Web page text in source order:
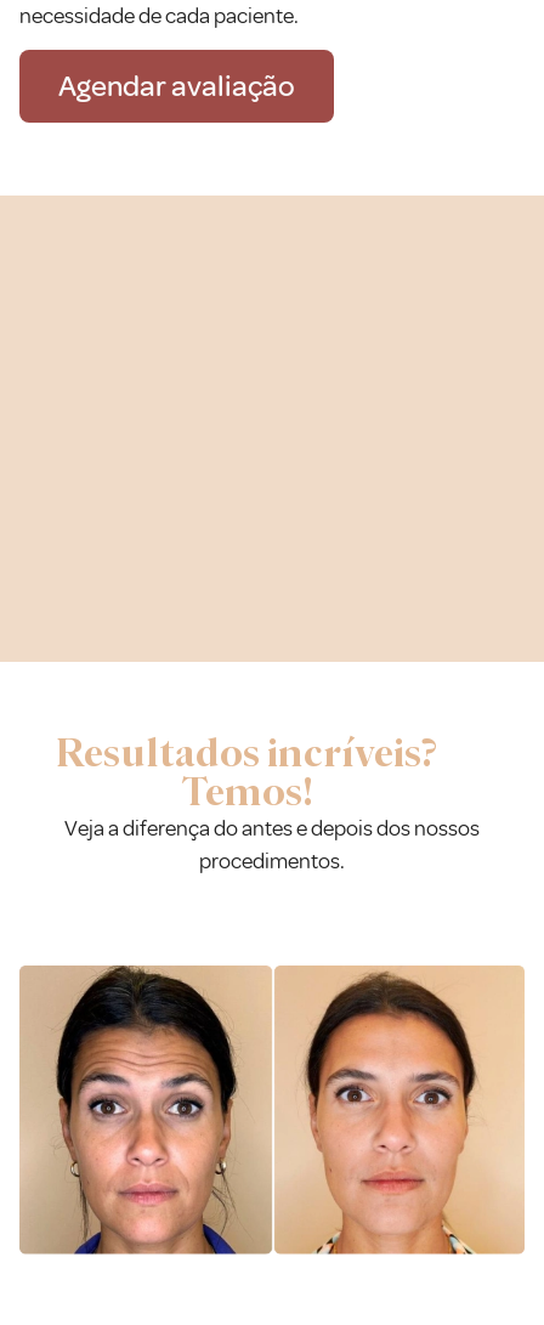
necessidade de cada paciente.
Agendar avaliação
Resultados incríveis?
Temos!
Veja a diferença do antes e depois dos nossos
procedimentos.